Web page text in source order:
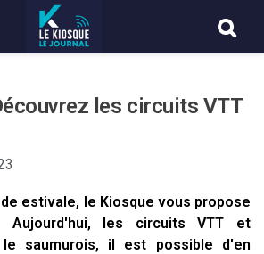
les circuits VTT
estivale, le Kiosque vous propose
Aujourd'hui, les circuits VTT et
le saumurois, il est possible d'en